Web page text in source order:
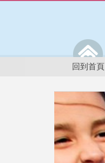
回到首頁